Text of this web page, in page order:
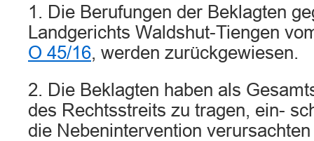
1. Die Berufungen der Beklagten
Landgerichts Waldshut-Tiengen
O 45/16, werden zurückgewiesen.
2. Die Beklagten haben als
des Rechtsstreits zu tragen, ein-
die Nebenintervention